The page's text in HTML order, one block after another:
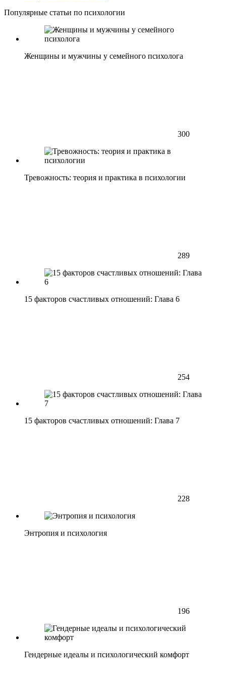
Популярные статьи по психологии
Женщины и мужчины у семейного психолога
300
Тревожность: теория и практика в психологии
289
15 факторов счастливых отношений: Глава 6
254
15 факторов счастливых отношений: Глава 7
228
Энтропия и психология
196
Гендерные идеалы и психологический комфорт